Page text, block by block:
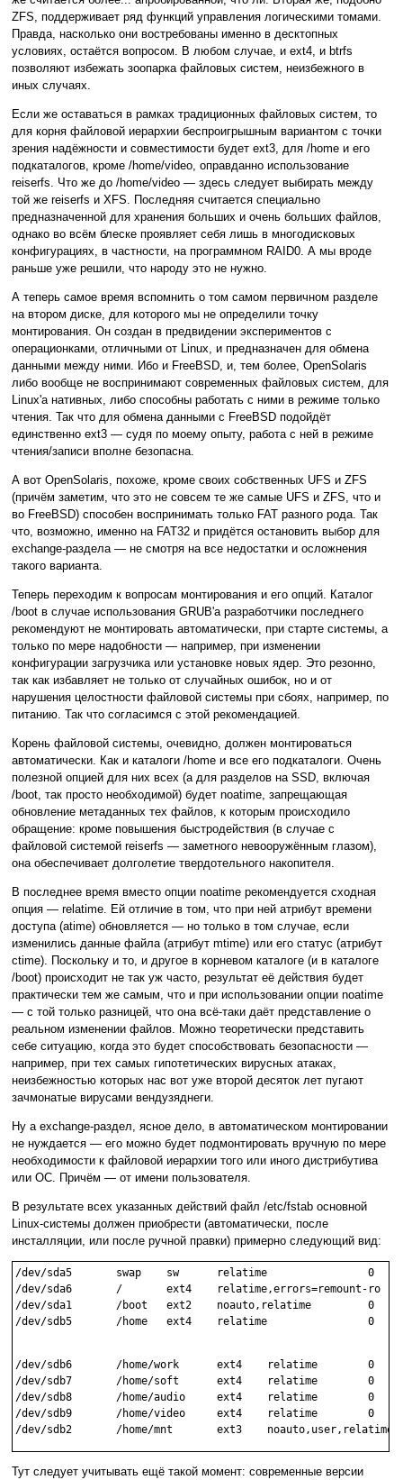
ZFS, поддерживает ряд функций управления логическими томами.
Правда, насколько они востребованы именно в десктопных
условиях, остаётся вопросом. В любом случае, и ext4, и btrfs
позволяют избежать зоопарка файловых систем, неизбежного в
иных случаях.
Если же оставаться в рамках традиционных файловых систем, то
для корня файловой иерархии беспроигрышным вариантом с точки
зрения надёжности и совместимости будет ext3, для /home и его
подкаталогов, кроме /home/video, оправданно использование
reiserfs. Что же до /home/video — здесь следует выбирать между
той же reiserfs и XFS. Последняя считается специально
предназначенной для хранения больших и очень больших файлов,
однако во всём блеске проявляет себя лишь в многодисковых
конфигурациях, в частности, на программном RAID0. А мы вроде
раньше уже решили, что народу это не нужно.
А теперь самое время вспомнить о том самом первичном разделе
на втором диске, для которого мы не определили точку
монтирования. Он создан в предвидении экспериментов с
операционками, отличными от Linux, и предназначен для обмена
данными между ними. Ибо и FreeBSD, и, тем более, OpenSolaris
либо вообще не воспринимают современных файловых систем, для
Linux'а нативных, либо способны работать с ними в режиме только
чтения. Так что для обмена данными с FreeBSD подойдёт
единственно ext3 — судя по моему опыту, работа с ней в режиме
чтения/записи вполне безопасна.
А вот OpenSolaris, похоже, кроме своих собственных UFS и ZFS
(причём заметим, что это не совсем те же самые UFS и ZFS, что и
во FreeBSD) способен воспринимать только FAT разного рода. Так
что, возможно, именно на FAT32 и придётся остановить выбор для
exchange-раздела — не смотря на все недостатки и осложнения
такого варианта.
Теперь переходим к вопросам монтирования и его опций. Каталог
/boot в случае использования GRUB'а разработчики последнего
рекомендуют не монтировать автоматически, при старте системы, а
только по мере надобности — например, при изменении
конфигурации загрузчика или установке новых ядер. Это резонно,
так как избавляет не только от случайных ошибок, но и от
нарушения целостности файловой системы при сбоях, например, по
питанию. Так что согласимся с этой рекомендацией.
Корень файловой системы, очевидно, должен монтироваться
автоматически. Как и каталоги /home и все его подкаталоги. Очень
полезной опцией для них всех (а для разделов на SSD, включая
/boot, так просто необходимой) будет noatime, запрещающая
обновление метаданных тех файлов, к которым происходило
обращение: кроме повышения быстродействия (в случае с
файловой системой reiserfs — заметного невооружённым глазом),
она обеспечивает долголетие твердотельного накопителя.
В последнее время вместо опции noatime рекомендуется сходная
опция — relatime. Ей отличие в том, что при ней атрибут времени
доступа (atime) обновляется — но только в том случае, если
изменились данные файла (атрибут mtime) или его статус (атрибут
ctime). Поскольку и то, и другое в корневом каталоге (и в каталоге
/boot) происходит не так уж часто, результат её действия будет
практически тем же самым, что и при использовании опции noatime
— с той только разницей, что она всё-таки даёт представление о
реальном изменении файлов. Можно теоретически представить
себе ситуацию, когда это будет способствовать безопасности —
например, при тех самых гипотетических вирусных атаках,
неизбежностью которых нас вот уже второй десяток лет пугают
зачмонатые вирусами вендузяднеги.
Ну а exchange-раздел, ясное дело, в автоматическом монтировании
не нуждается — его можно будет подмонтировать вручную по мере
необходимости к файловой иерархии того или иного дистрибутива
или ОС. Причём — от имени пользователя.
В результате всех указанных действий файл /etc/fstab основной
Linux-системы должен приобрести (автоматически, после
инсталляции, или после ручной правки) примерно следующий вид:
/dev/sda5	swap	sw	relatime		0	0
/dev/sda6	/	ext4	relatime,errors=remount-ro	0	1
/dev/sda1	/boot	ext2	noauto,relatime		0	2
/dev/sdb5	/home	ext4	relatime		0	2
/dev/sdb6	/home/work	ext4	relatime	0	2
/dev/sdb7	/home/soft	ext4	relatime	0	2
/dev/sdb8	/home/audio	ext4	relatime	0	2
/dev/sdb9	/home/video	ext4	relatime	0	2
Тут следует учитывать ещё такой момент: современные версии